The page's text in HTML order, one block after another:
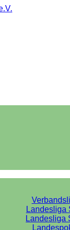
Landesliga
Landesliga